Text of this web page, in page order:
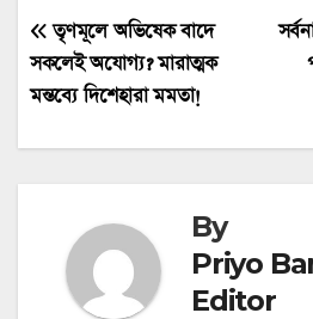
Post
navigation
তৃণমূলে অভিষেক বাদে
সকলেই অযোগ্য? মারাত্মক
মন্তব্যে দিশেহারা মমতা!
By
Priyo
Editor